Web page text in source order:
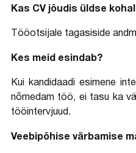
Kas CV jõudis üldse
Tööotsijale tagasiside
Kes meid esindab?
Kui kandidaadi esimene
nõmedam töö, ei tasu ka
tööintervjuud.
Veebipõhise värbamise